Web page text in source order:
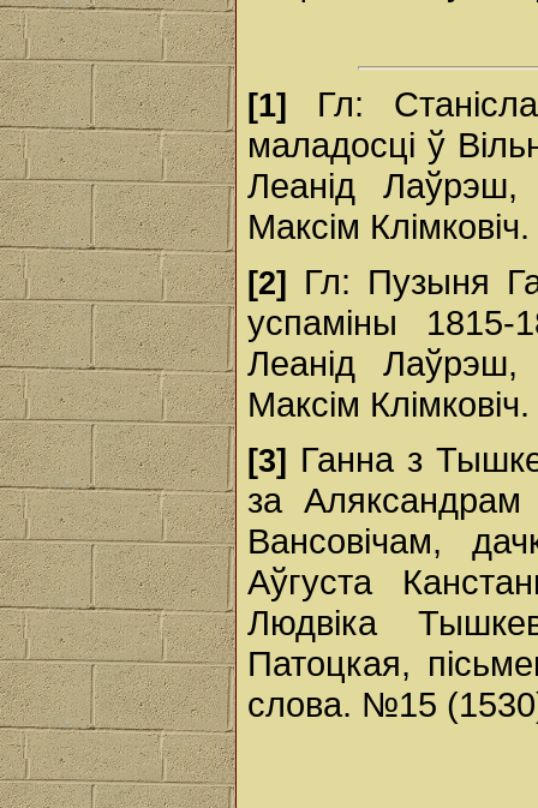
[1]
Гл:
маладосці ў
Леанід Лаўрэш,
Максім
[2]
Гл: Пузыня
успаміны 1815-
Леанід Лаўрэш,
Максім
[3] Ганна з
за Аляксандрам
Вансовічам,
Аўгуста
Людвіка
Патоцкая,
слова. №15